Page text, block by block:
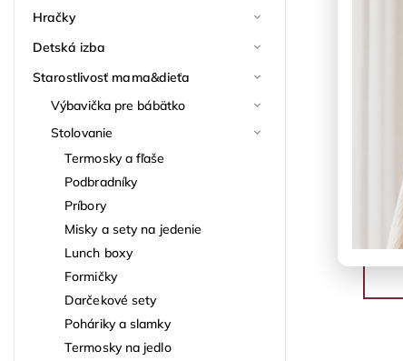
Hračky
Detská izba
Starostlivosť mama&dieťa
Výbavička pre bábätko
Stolovanie
Termosky a fľaše
Podbradníky
Príbory
Misky a sety na jedenie
Lunch boxy
Formičky
Darčekové sety
Poháriky a slamky
Termosky na jedlo